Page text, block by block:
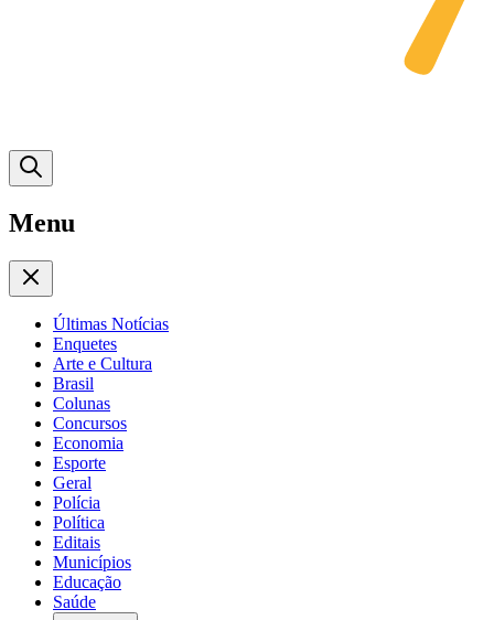
Menu
Últimas Notícias
Enquetes
Arte e Cultura
Brasil
Colunas
Concursos
Economia
Esporte
Geral
Polícia
Política
Editais
Municípios
Educação
Saúde